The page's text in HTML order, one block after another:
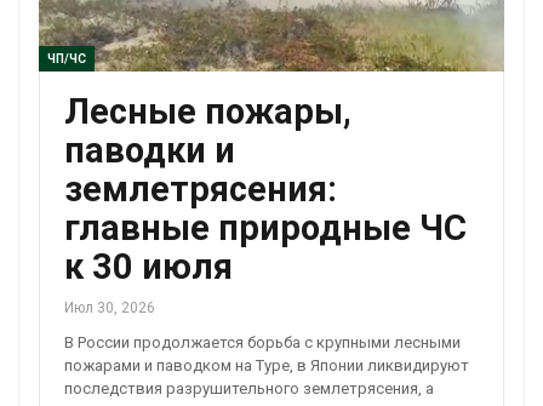
ЧП/ЧС
Лесные пожары,
паводки и
землетрясения:
главные природные ЧС
к 30 июля
Июл 30, 2026
В России продолжается борьба с крупными лесными
пожарами и паводком на Туре, в Японии ликвидируют
последствия разрушительного землетрясения, а